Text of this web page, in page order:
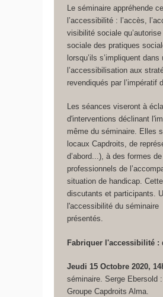
Le séminaire appréhende
l’accessibilité : l’accès,
visibilité sociale
sociale des pratiques
lorsqu’ils s’impliquent
l’accessibilisation aux
revendiqués par l’impératif
Les séances viseront à
d'interventions déclinant
même du séminaire. Elles
locaux Capdroits, de
d’abord...), à des formes
professionnels de
situation de handicap.
discutants et participants.
l'accessibilité du
présentés.
Fabriquer l'accessibilité :
Jeudi 15 Octobre 2020,
séminaire. Serge Ebersold
Groupe Capdroits Alma.